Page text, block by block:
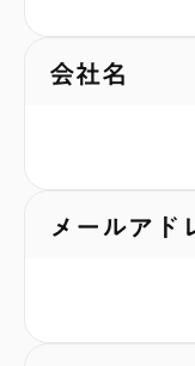
会社名
メールアド